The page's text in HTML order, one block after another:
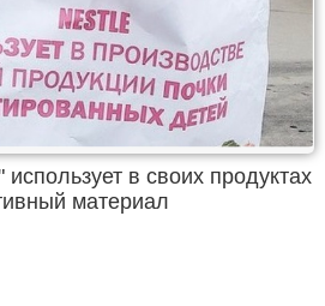
в своих продуктах
материал